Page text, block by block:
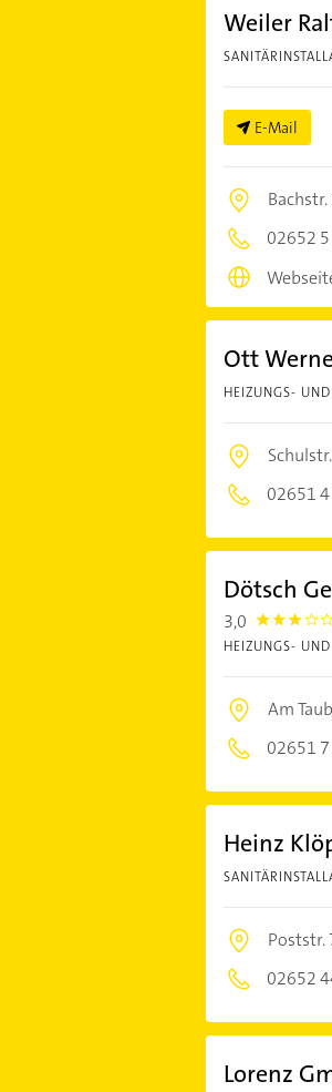
Weiler
E-Mail
Bachstr.
02652
Ott
HEIZUNGS-
02651
Dötsch
3,0 3.0
HEIZUNGS-
Am
02651
Heinz
Poststr.
02652
Lorenz